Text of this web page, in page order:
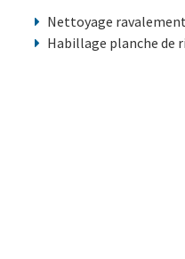
Nettoyage
Habillage planche de